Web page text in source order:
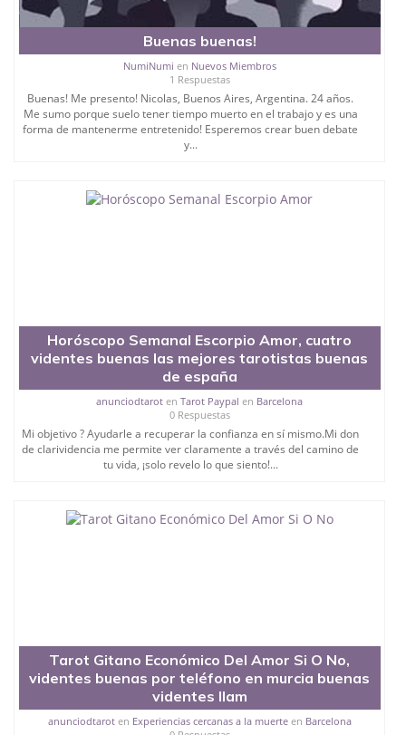
Buenas buenas!
NumiNumi en Nuevos Miembros
1 Respuestas
Buenas! Me presento! Nicolas, Buenos Aires, Argentina. 24 años.
Me sumo porque suelo tener tiempo muerto en el trabajo y es una
forma de mantenerme entretenido! Esperemos crear buen debate
y...
Horóscopo Semanal Escorpio Amor, cuatro
videntes buenas las mejores tarotistas buenas
de españa
anunciodtarot enTarot Paypal en Barcelona
0 Respuestas
Mi objetivo ? Ayudarle a recuperar la confianza en sí mismo.Mi don
de clarividencia me permite ver claramente a través del camino de
tu vida, ¡solo revelo lo que siento!...
Tarot Gitano Económico Del Amor Si O No,
videntes buenas por teléfono en murcia buenas
videntes llam
anunciodtaroten Experiencias cercanas a la muerteen Barcelona